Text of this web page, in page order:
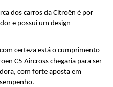
dos carros da Citroën é por
e possui um design
certeza está o cumprimento
C5 Aircross chegaria para ser
com forte aposta em